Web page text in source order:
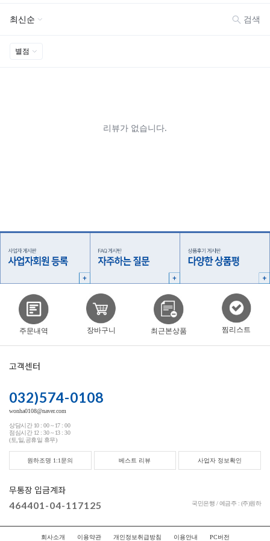
주문내역 장바구니 최근본상품 찜리스트
고객센터
032)574-0108
wonha0108@naver.com
상담시간 10 : 00 ~ 17 : 00
점심시간 12 : 30 ~ 13 : 30
(토,일,공휴일 휴무)
원하조명 1:1문의 베스트 리뷰 사업자 정보확인
무통장 입금계좌
464401-04-117125 국민은행 / 예금주 : (주)원하
회사소개 이용약관 개인정보취급방침 이용안내 PC버전